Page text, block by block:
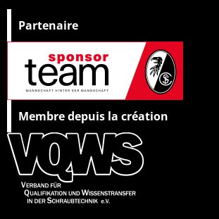
Partenaire
Membre depuis la création